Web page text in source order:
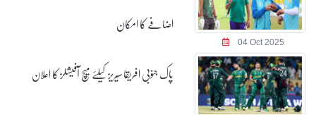
04 Oct 2025
اضافے کا امکان
پاک جنوبی افریقا سیریز کیلئے میچ آفیشلز کا اعلان